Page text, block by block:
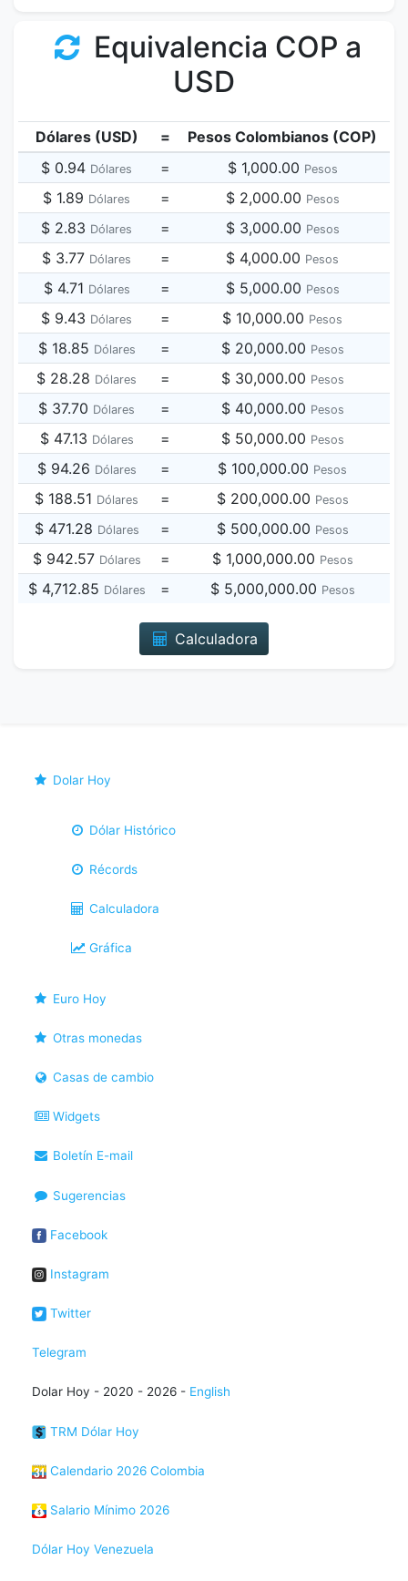
Equivalencia COP a
USD
Dólares (USD) =
Pesos Colombianos (COP)
$ 0.94 Dólares = $ 1,000.00 Pesos
$ 1.89 Dólares = $ 2,000.00 Pesos
$ 2.83 Dólares = $ 3,000.00 Pesos
$ 3.77 Dólares = $ 4,000.00 Pesos
$ 4.71 Dólares = $ 5,000.00 Pesos
$ 9.43 Dólares = $ 10,000.00 Pesos
$ 18.85 Dólares = $ 20,000.00 Pesos
$ 28.28 Dólares = $ 30,000.00 Pesos
$ 37.70 Dólares = $ 40,000.00 Pesos
$ 47.13 Dólares = $ 50,000.00 Pesos
$ 94.26 Dólares = $ 100,000.00 Pesos
$ 188.51 Dólares = $ 200,000.00 Pesos
$ 471.28 Dólares = $ 500,000.00 Pesos
$ 942.57 Dólares = $ 1,000,000.00 Pesos
$ 4,712.85 Dólares = $ 5,000,000.00 Pesos
Calculadora
Dolar Hoy
Dólar Histórico
Récords
Calculadora
Gráfica
Euro Hoy
Otras monedas
Casas de cambio
Widgets
Boletín E-mail
Sugerencias
Facebook
Instagram
Twitter
Telegram
Dolar Hoy - 2020 - 2026 - English
TRM Dólar Hoy
Calendario 2026 Colombia
Salario Mínimo 2026
Dólar Hoy Venezuela